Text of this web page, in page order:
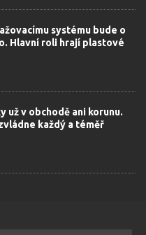
systému bude o
Hlavní roli hrají plastové
už v obchodě ani korunu.
každý a téměř